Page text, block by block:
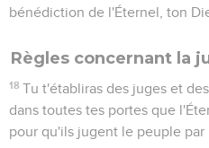
bénédiction de l'Éternel, ton
Règles concernant la
18 Tu t'établiras des juges et
dans toutes tes portes que
pour qu'ils jugent le peuple par